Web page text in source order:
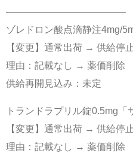
————————————–
ゾレドロン酸点滴静注4mg/
【変更】通常出荷 → 供給停止
理由：記載なし → 薬価削除
供給再開見込み：未定
トランドラプリル錠0.5mg「
【変更】通常出荷 → 供給停止
理由：記載なし → 薬価削除